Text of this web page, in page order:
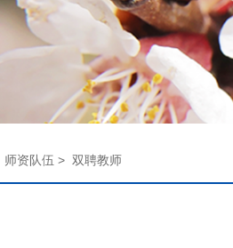
师资队伍 > 双聘教师